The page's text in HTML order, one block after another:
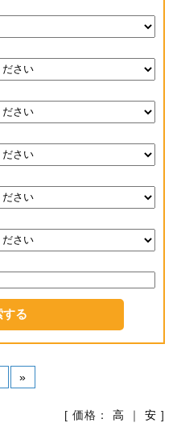
»
[ 価格： 高 ｜ 安 ]